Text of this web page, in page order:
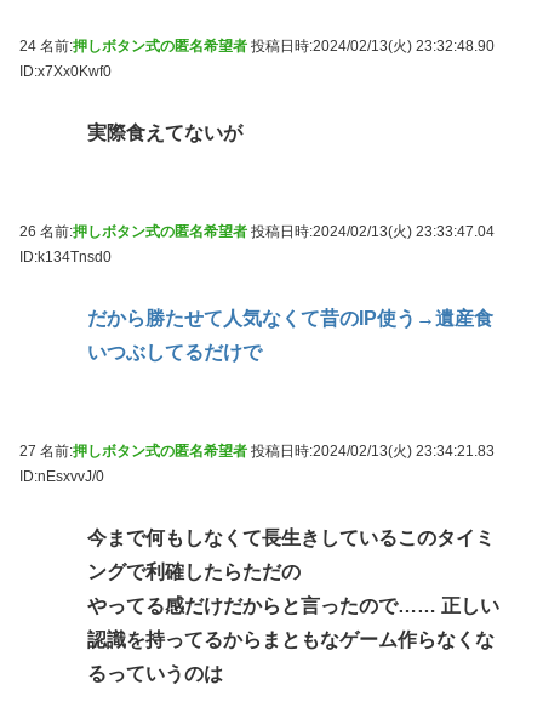
24 名前:押しボタン式の匿名希望者 投稿日時:2024/02/13(火) 23:32:48.90
ID:x7Xx0Kwf0
実際食えてないが
26 名前:押しボタン式の匿名希望者 投稿日時:2024/02/13(火) 23:33:47.04
ID:k134Tnsd0
だから勝たせて人気なくて昔のIP使う→遺産食
いつぶしてるだけで
27 名前:押しボタン式の匿名希望者 投稿日時:2024/02/13(火) 23:34:21.83
ID:nEsxvvJ/0
今まで何もしなくて長生きしているこのタイミ
ングで利確したらただの
やってる感だけだからと言ったので…… 正しい
認識を持ってるからまともなゲーム作らなくな
るっていうのは